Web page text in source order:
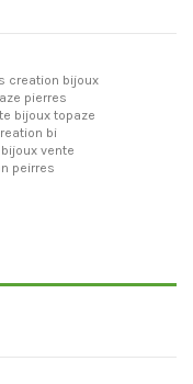
creation bijoux
pierres
bijoux topaze
bi
vente
peirres